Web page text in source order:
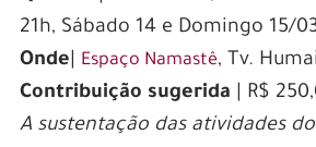
21h‬, ‪Sábado 14‬ e ‪Domingo 15/
Onde
Espaço Namastê, Tv.
Contribuição sugerida | R$
A sustentação das atividades